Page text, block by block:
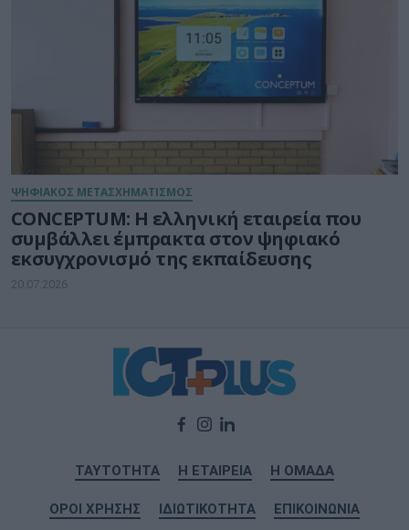
ΨΗΦΙΑΚΟΣ ΜΕΤΑΣΧΗΜΑΤΙΣΜΟΣ
CONCEPTUM: Η ελληνική εταιρεία που
συμβάλλει έμπρακτα στον ψηφιακό
εκσυγχρονισμό της εκπαίδευσης
20.07.2026
ΤΑΥΤΟΤΗΤΑ Η ΕΤΑΙΡΕΙΑ Η ΟΜΑΔΑ
ΟΡΟΙ ΧΡΗΣΗΣ ΙΔΙΩΤΙΚΟΤΗΤΑ ΕΠΙΚΟΙΝΩΝΙΑ